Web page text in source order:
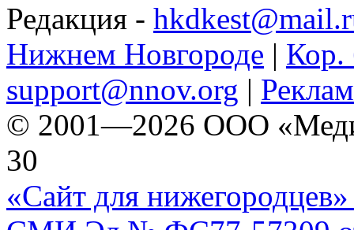
Редакция -
Нижнем Новгороде | Кор.
support@nnov.org |
© 2001—2026 ООО
30
«Сайт для нижегородцев»